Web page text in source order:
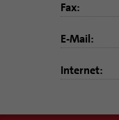
Fax:
E-Mail:
Internet: